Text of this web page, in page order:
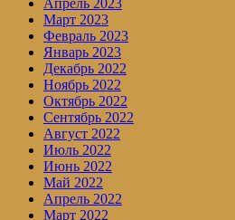
Апрель 2023
Март 2023
Февраль 2023
Январь 2023
Декабрь 2022
Ноябрь 2022
Октябрь 2022
Сентябрь 2022
Август 2022
Июль 2022
Июнь 2022
Май 2022
Апрель 2022
Март 2022